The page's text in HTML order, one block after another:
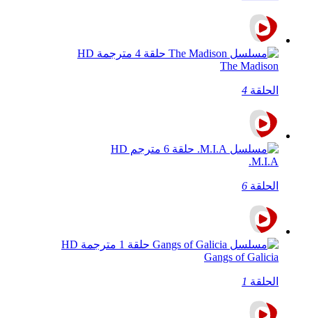
The Madison
الحلقة 4
M.I.A.
الحلقة 6
Gangs of Galicia
الحلقة 1